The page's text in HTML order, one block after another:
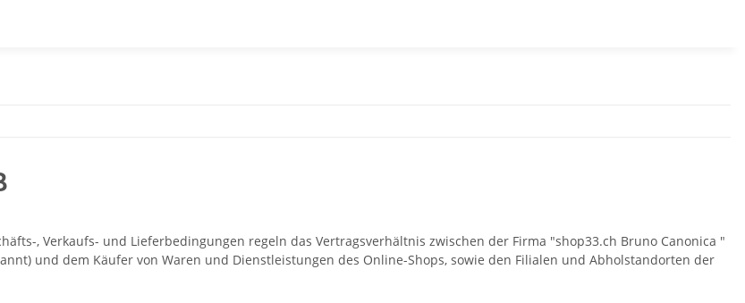
, Verkaufs- und Lieferbedingungen regeln das Vertragsverhältnis zwischen der Firma "shop33.ch Bruno Canonica "
und dem Käufer von Waren und Dienstleistungen des Online-Shops, sowie den Filialen und Abholstandorten der